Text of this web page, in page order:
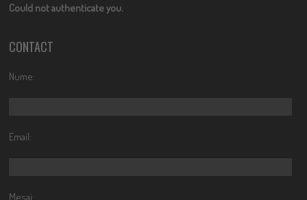
Could not authenticate you.
CONTACT
Nume:
Email:
Mesaj: